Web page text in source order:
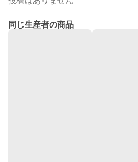
同じ生産者の商品